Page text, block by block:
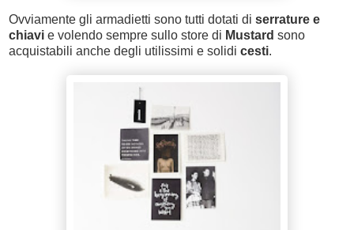
Ovviamente gli armadietti sono tutti dotati di serrature e
chiavi e volendo sempre sullo store di Mustard sono
acquistabili anche degli utilissimi e solidi cesti.